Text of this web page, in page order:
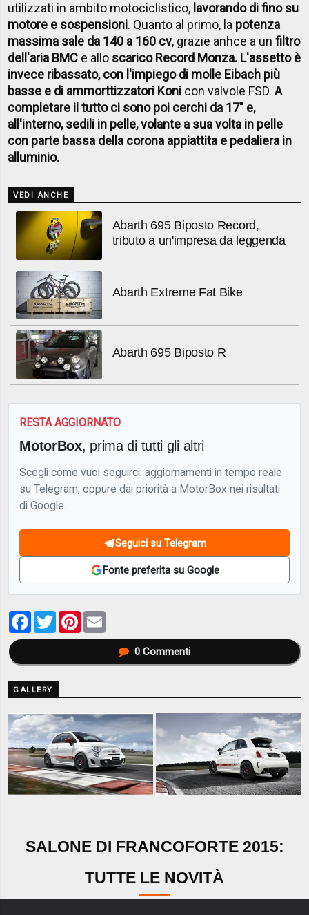
utilizzati in ambito motociclistico, lavorando di fino su
motore e sospensioni. Quanto al primo, la potenza
massima sale da 140 a 160 cv, grazie anhce a unfiltro
dell'aria BMC e allo scarico Record Monza. L'assetto è
invece ribassato, con l'impiego di molle Eibach più
basse e di ammorttizzatori Koni con valvole FSD.A
completare il tutto ci sono poi cerchi da 17" e,
all'interno, sedili in pelle, volante a sua volta in pelle
con parte bassa della corona appiattita e pedaliera in
alluminio.
VEDI ANCHE
Abarth 695 Biposto Record,
tributo a un'impresa da leggenda
Abarth Extreme Fat Bike
Abarth 695 Biposto R
RESTA AGGIORNATO
MotorBox, prima di tutti gli altri
Scegli come vuoi seguirci: aggiornamenti in tempo reale
su Telegram, oppure dai priorità a MotorBox nei risultati
di Google.
Seguici su Telegram
Fonte preferita su Google
Facebook
TwitterPinterest
0Commenti
GALLERY
SALONE DI FRANCOFORTE 2015:
TUTTE LE NOVITÀ